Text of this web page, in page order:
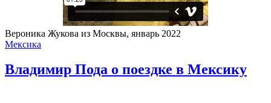
Вероника Жукова из Москвы, январь 2022
Мексика
Владимир Пода о поездке в Мексику